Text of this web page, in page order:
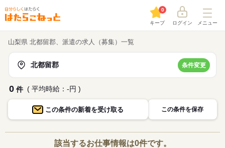
キープ
0
ログイン メニュー
山梨県 北都留郡、派遣の求人（募集）一覧
北都留郡 条件変更
0 件 ( 平均時給：-円 )
この条件の新着を受け取る この条件を保存
該当するお仕事情報は0件です。